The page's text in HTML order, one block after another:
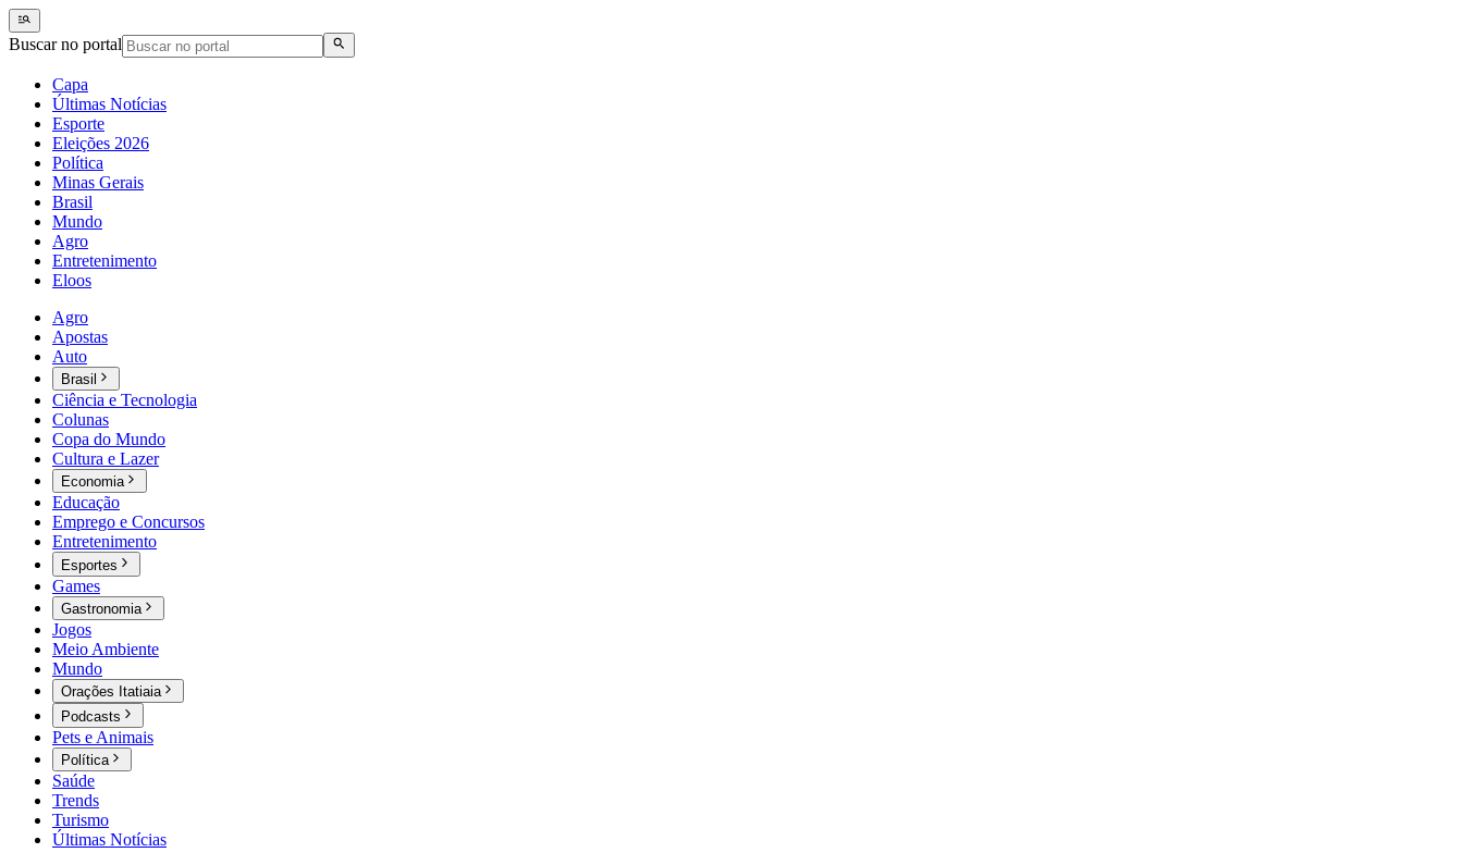
Buscar no portal
Capa
Últimas Notícias
Esporte
Eleições 2026
Política
Minas Gerais
Brasil
Mundo
Agro
Entretenimento
Eloos
Agro
Apostas
Auto
Brasil
Ciência e Tecnologia
Colunas
Copa do Mundo
Cultura e Lazer
Economia
Educação
Emprego e Concursos
Entretenimento
Esportes
Games
Gastronomia
Jogos
Meio Ambiente
Mundo
Orações Itatiaia
Podcasts
Pets e Animais
Política
Saúde
Trends
Turismo
Últimas Notícias